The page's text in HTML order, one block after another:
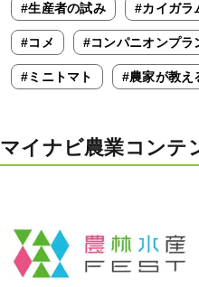
#生産者の試み #カイガラ
#コメ #コンパニオンプラ
#ミニトマト #農家が教え
マイナビ農業コンテ